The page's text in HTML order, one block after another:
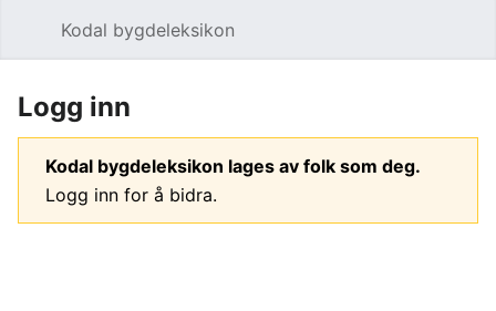
Kodal bygdeleksikon
Logg inn
Kodal bygdeleksikon lages av folk som deg.
Logg inn for å bidra.